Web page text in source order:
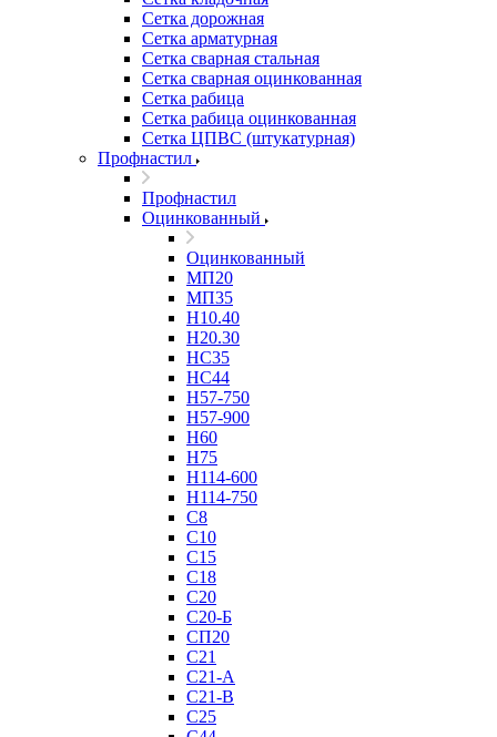
Сетка дорожная
Сетка арматурная
Сетка сварная стальная
Сетка сварная оцинкованная
Сетка рабица
Сетка рабица оцинкованная
Сетка ЦПВС (штукатурная)
Профнастил
Профнастил
Оцинкованный
Оцинкованный
МП20
МП35
Н10.40
Н20.30
НС35
НС44
Н57-750
Н57-900
Н60
Н75
Н114-600
Н114-750
С8
С10
С15
С18
С20
С20-Б
СП20
С21
С21-А
С21-В
С25